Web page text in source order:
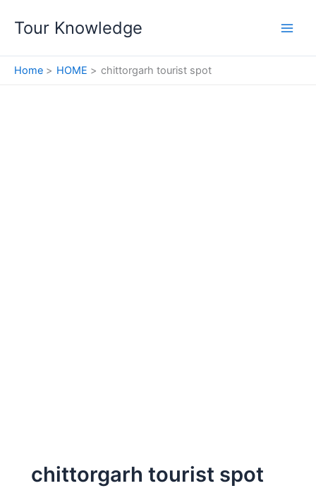
Tour Knowledge
Home HOME chittorgarh tourist spot
chittorgarh tourist spot